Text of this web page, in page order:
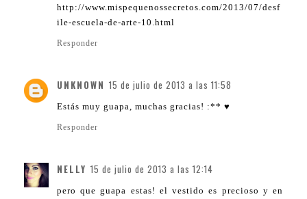
http://www.mispequenossecretos.com/2013/07/desf
ile-escuela-de-arte-10.html
Responder
UNKNOWN 15 de julio de 2013 a las 11:58
Estás muy guapa, muchas gracias! :** ♥
Responder
NELLY 15 de julio de 2013 a las 12:14
pero que guapa estas! el vestido es precioso y en